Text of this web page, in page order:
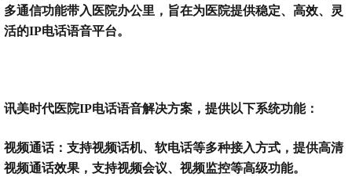
多通信功能带入医院办公里，旨在为医院提供稳定、高效、灵
活的IP电话语音平台。
讯美时代医院IP电话语音解决方案，提供以下系统功能：
视频通话：支持视频话机、软电话等多种接入方式，提供高清
视频通话效果，支持视频会议、视频监控等高级功能。